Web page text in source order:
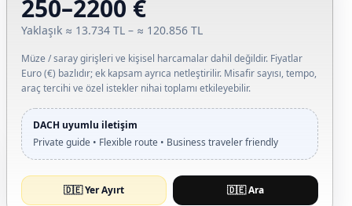
250–2200 €
Yaklaşık ≈ 13.734 TL – ≈ 120.856 TL
Müze / saray girişleri ve kişisel harcamalar dahil değildir. Fiyatlar
Euro (€) bazlıdır; ek kapsam ayrıca netleştirilir. Misafir sayısı, tempo,
araç tercihi ve özel istekler nihai toplamı etkileyebilir.
DACH uyumlu iletişim
Private guide • Flexible route • Business traveler friendly
🇩🇪 Yer Ayırt 🇩🇪 Ara